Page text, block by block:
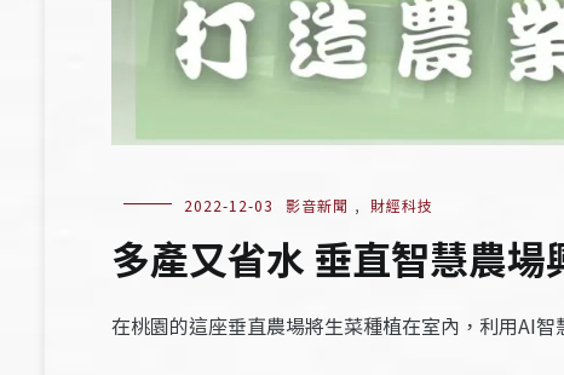
2022-12-03 影音新聞 , 財經科技
多產又省水 垂直智慧農場
在桃園的這座垂直農場將生菜種植在室內，利用AI